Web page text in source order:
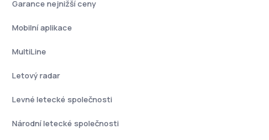
Garance nejnižší ceny
Mobilní aplikace
MultiLine
Letový radar
Levné letecké společnosti
Národní letecké společnosti